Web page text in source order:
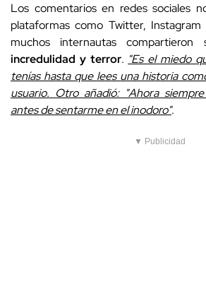
Los comentarios en redes sociales
plataformas como Twitter,
muchos internautas compartieron
incredulidad y terror. "Es el miedo
tenías hasta que lees una historia
usuario. Otro añadió: "Ahora
antes de sentarme en el inodoro".
▼ Publicidad